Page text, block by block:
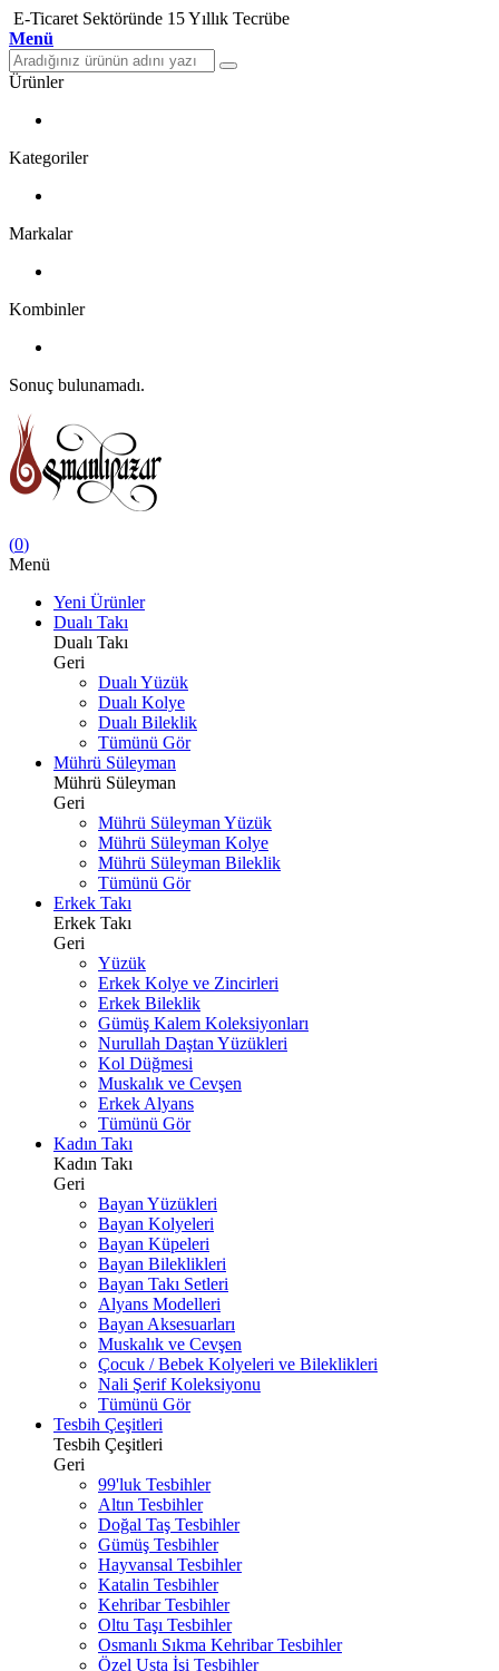
E-Ticaret Sektöründe 15 Yıllık Tecrübe
Menü
Ürünler
Kategoriler
Markalar
Kombinler
Sonuç bulunamadı.
(0)
Menü
Yeni Ürünler
Dualı Takı
Dualı Takı
Geri
Dualı Yüzük
Dualı Kolye
Dualı Bileklik
Tümünü Gör
Mührü Süleyman
Mührü Süleyman
Geri
Mührü Süleyman Yüzük
Mührü Süleyman Kolye
Mührü Süleyman Bileklik
Tümünü Gör
Erkek Takı
Erkek Takı
Geri
Yüzük
Erkek Kolye ve Zincirleri
Erkek Bileklik
Gümüş Kalem Koleksiyonları
Nurullah Daştan Yüzükleri
Kol Düğmesi
Muskalık ve Cevşen
Erkek Alyans
Tümünü Gör
Kadın Takı
Kadın Takı
Geri
Bayan Yüzükleri
Bayan Kolyeleri
Bayan Küpeleri
Bayan Bileklikleri
Bayan Takı Setleri
Alyans Modelleri
Bayan Aksesuarları
Muskalık ve Cevşen
Çocuk / Bebek Kolyeleri ve Bileklikleri
Nali Şerif Koleksiyonu
Tümünü Gör
Tesbih Çeşitleri
Tesbih Çeşitleri
Geri
99'luk Tesbihler
Altın Tesbihler
Doğal Taş Tesbihler
Gümüş Tesbihler
Hayvansal Tesbihler
Katalin Tesbihler
Kehribar Tesbihler
Oltu Taşı Tesbihler
Osmanlı Sıkma Kehribar Tesbihler
Özel Usta İşi Tesbihler